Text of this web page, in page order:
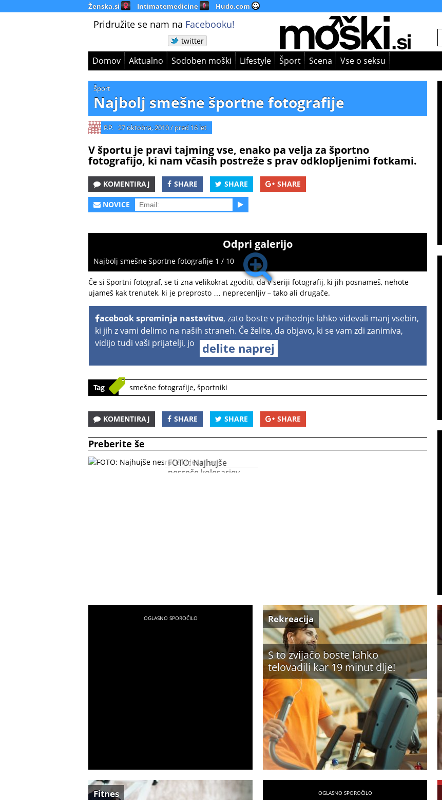
Ženska.si Intimatemedicine Hudo.com
Pridružite se nam na Facebooku!
twitter
Domov Aktualno Sodoben moški Lifestyle Šport Scena Vse o seksu
Šport
Najbolj smešne športne fotografije
P.P. 27 oktobra, 2010/ pred 16 let
V športu je pravi tajming vse, enako pa velja za športno
fotografijo, ki nam včasih postreže s prav odklopljenimi fotkami.
KOMENTIRAJ SHARE SHARE SHARE
NOVICE
Odpri galerijo
Najbolj smešne športne fotografije 1 / 10
Če si športni fotograf, se ti zna velikokrat zgoditi, da v seriji fotografij, ki jih posnameš, nehote
ujameš kak trenutek, ki je preprosto … neprecenljiv – tako ali drugače.
acebook spreminja nastavitve, zato boste v prihodnje lahko videvali manj vsebin,
ki jih z vami delimo na naših straneh. Če želite, da objavo, ki se vam zdi zanimiva,
vidijo tudi vaši prijatelji, jo
delite naprej
Tag smešne fotografije, športniki
KOMENTIRAJ SHARE SHARE SHARE
Preberite še
FOTO: Najhujše
nesreče kolesarjev
S to zvijačo boste lahko
telovadili kar 19 minut dlje!
Rekreacija
Fitnes